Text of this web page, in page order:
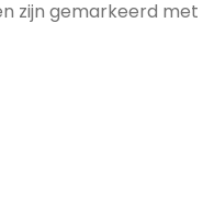
zijn gemarkeerd met